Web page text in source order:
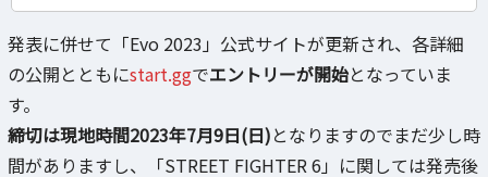
発表に併せて「Evo 2023」公式サイトが更新され、各詳細
の公開とともにstart.ggでエントリーが開始となっていま
す。
締切は現地時間2023年7月9日(日)となりますのでまだ少し時
間がありますし、「STREET FIGHTER 6」に関しては発売後